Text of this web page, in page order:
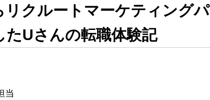
リクルートマーケティングパ
たUさんの転職体験記
当